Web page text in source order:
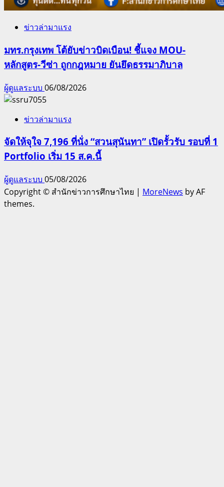
ข่าวล่ามาแรง
มทร.กรุงเทพ โต้ยับข่าวบิดเบือน! ชี้แจง MOU-
หลักสูตร-วีซ่า ถูกกฎหมาย ยันยึดธรรมาภิบาล
ผู้ดูแลระบบ 06/08/2026
ข่าวล่ามาแรง
จัดให้จุใจ 7,196 ที่นั่ง “สวนสุนันทา” เปิดรั้วรับ รอบที่ 1
Portfolio เริ่ม 15 ส.ค.นี้
ผู้ดูแลระบบ 05/08/2026
Copyright © สำนักข่าวการศึกษาไทย | MoreNews by AF
themes.